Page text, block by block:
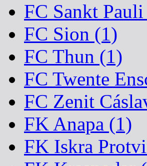
FC Sankt
FC Sion (1)
FC Thun (1)
FC Twente
FC Zenit
FK Anapa (1)
FK Iskra